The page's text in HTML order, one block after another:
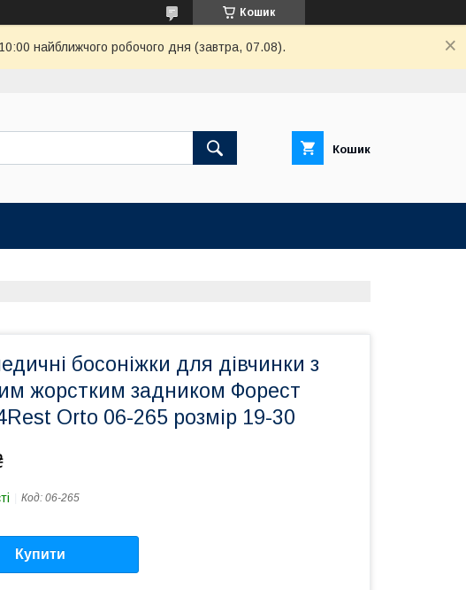
Кошик
найближчого робочого дня (завтра, 07.08).
Кошик
босоніжки для дівчинки з
жорстким задником Форест
Orto 06-265 розмір 19-30
Код: 06-265
Купити